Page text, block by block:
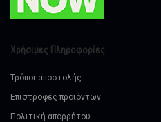
Χρήσιμες Πληροφορίες
Τρόποι αποστολής
Επιστροφές προϊόντων
Πολιτική απορρήτου